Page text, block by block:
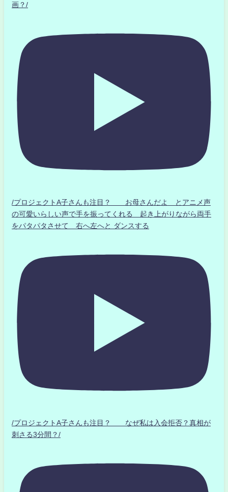
画？/
/プロジェクトA子さんも注目？ お母さんだよ とアニメ声
の可愛いらしい声で手を振ってくれる 起き上がりながら両手
をパタパタさせて 右へ左へと ダンスする
/プロジェクトA子さんも注目？ なぜ私は入会拒否？真相が
刺さる3分間？/